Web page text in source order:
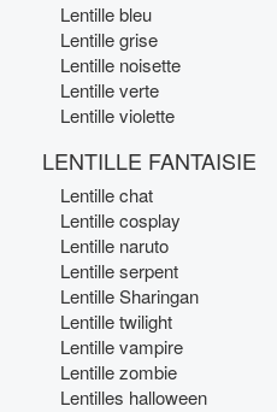
Lentille bleu
Lentille grise
Lentille noisette
Lentille verte
Lentille violette
LENTILLE FANTAISIE
Lentille chat
Lentille cosplay
Lentille naruto
Lentille serpent
Lentille Sharingan
Lentille twilight
Lentille vampire
Lentille zombie
Lentilles halloween